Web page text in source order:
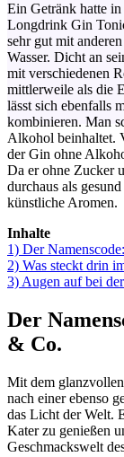
Ein Getränk hatte in
Longdrink Gin
sehr gut mit
Wasser. Dicht an
mit verschiedenen
mittlerweile als die
lässt sich ebenfalls
kombinieren. Man
Alkohol beinhaltet.
der Gin ohne
Da er ohne Zucker
durchaus als
künstliche Aromen.
Inhalte
1) Der
2) Was steckt drin
3) Augen auf bei
Der
& Co.
Mit dem
nach einer ebenso
das Licht der Welt.
Kater zu genießen
Geschmackswelt